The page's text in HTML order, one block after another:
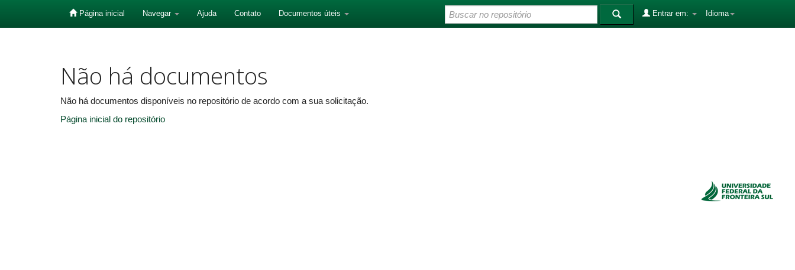
Página inicial Navegar Ajuda Contato Documentos úteis Idioma
Entrar em:
Não há documentos
Não há documentos disponíveis no repositório de acordo com a sua solicitação.
Página inicial do repositório